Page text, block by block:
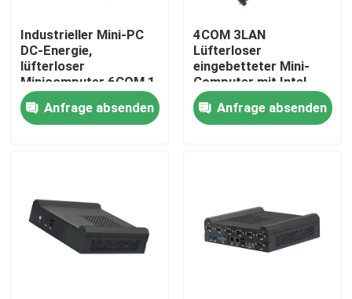
Qualitätskontrolle
Kontakt
industrieller Platte PC
Industrieller Mini-PC
DC-Energie,
lüfterloser
Minicomputer 6COM 1
LAN-Viererkabelkern
J4205Anfrage absenden
4COM 3LAN
Lüfterloser
eingebetteter Mini-
Computer mit Intel
Tiger Lake 6305-CPU
der 11. Generation
Anfrage absenden